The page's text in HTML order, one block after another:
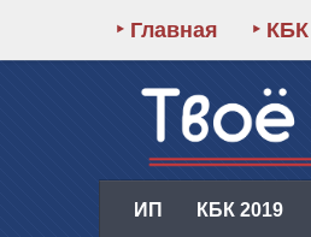
‣ Главная ‣
ИП КБК 2019